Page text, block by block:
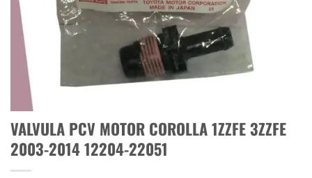
VALVULA PCV MOTOR COROLLA 1ZZFE 3ZZFE
2003-2014 12204-22051